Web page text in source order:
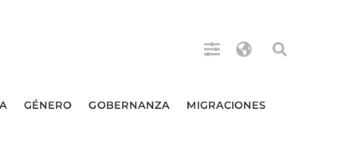
GÉNERO GOBERNANZA MIGRACIONES